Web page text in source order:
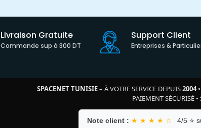
Livraison Gratuite
Commande sup à 300 DT
Support Client
Entreprises &
SPACENET TUNISIE– À VOTRE SERVICE DEPUIS2004•
PAIEMENT SÉCURISÉ •
Note client : ★ ★ ★ ★ ☆ 4/5 ⭐